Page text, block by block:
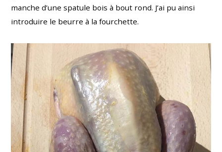
manche d’une spatule bois à bout rond. J’ai pu ainsi
introduire le beurre à la fourchette.